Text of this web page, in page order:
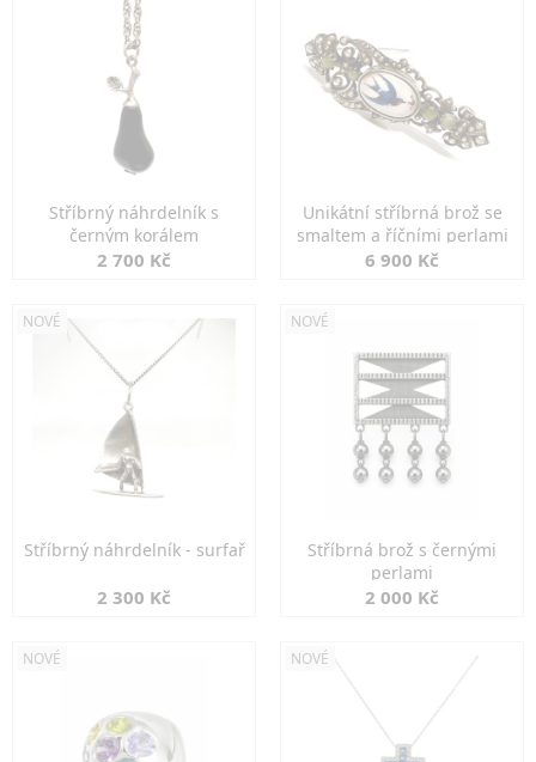
Stříbrný náhrdelník s
černým korálem
2 700 Kč
Unikátní stříbrná brož se
smaltem a říčními perlami
6 900 Kč
NOVÉ
Stříbrný náhrdelník - surfař
2 300 Kč
NOVÉ
Stříbrná brož s černými
perlami
2 000 Kč
NOVÉ NOVÉ